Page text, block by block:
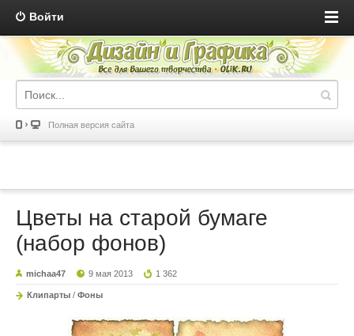
Войти
Полная версия сайта
Цветы на старой бумаге
(набор фонов)
michaa47 9 мая 2013 1 362
Клипарты / Фоны